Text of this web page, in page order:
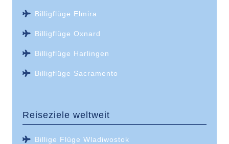
Billigflüge Elmira
Billigflüge Oxnard
Billigflüge Harlingen
Billigflüge Sacramento
Reiseziele weltweit
Billige Flüge Wladiwostok